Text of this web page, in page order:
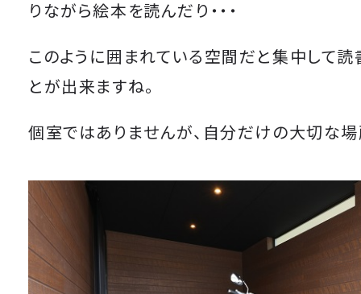
りながら絵本を読んだり・・・
このように囲まれている空間だと集中して読
とが出来ますね。
個室ではありませんが、自分だけの大切な場